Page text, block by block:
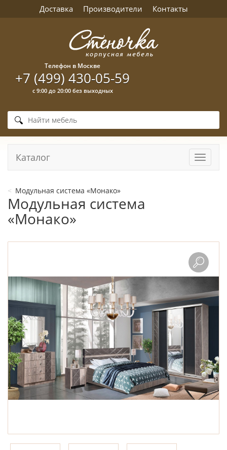
Доставка Производители Контакты
Телефон в Москве
+7 (499) 430-05-59
с 9:00 до 20:00 без выходных
Каталог
Модульная система «Монако»
Модульная система
«Монако»